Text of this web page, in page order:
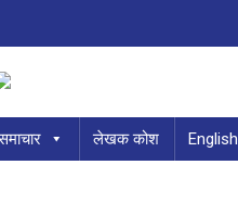
लेखक कोश English